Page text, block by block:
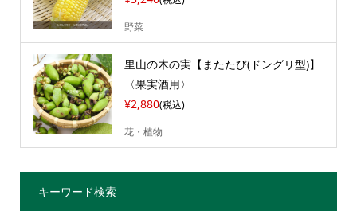
野菜
里山の木の実【またたび(ドングリ型)】
〈果実酒用〉
¥2,880(税込)
花・植物
キーワード検索